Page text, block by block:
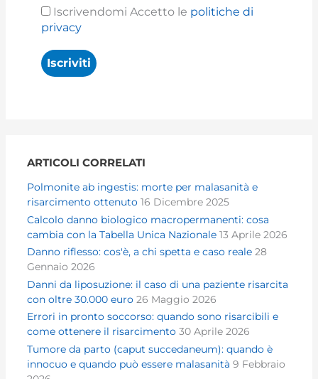
Iscrivendomi Accetto le politiche di
privacy
ARTICOLI CORRELATI
Polmonite ab ingestis: morte per malasanità e
risarcimento ottenuto 16 Dicembre 2025
Calcolo danno biologico macropermanenti: cosa
cambia con la Tabella Unica Nazionale 13 Aprile 2026
Danno riflesso: cos'è, a chi spetta e caso reale 28
Gennaio 2026
Danni da liposuzione: il caso di una paziente risarcita
con oltre 30.000 euro 26 Maggio 2026
Errori in pronto soccorso: quando sono risarcibili e
come ottenere il risarcimento 30 Aprile 2026
Tumore da parto (caput succedaneum): quando è
innocuo e quando può essere malasanità 9 Febbraio